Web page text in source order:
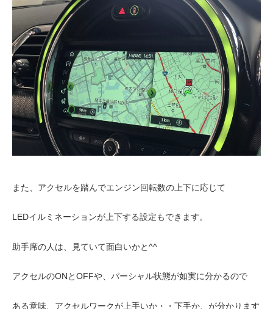
また、アクセルを踏んでエンジン回転数の上下に応じて
LEDイルミネーションが上下する設定もできます。
助手席の人は、見ていて面白いかと^^
アクセルのONとOFFや、パーシャル状態が如実に分かるので
ある意味、アクセルワークが上手いか・・下手か、が分かります